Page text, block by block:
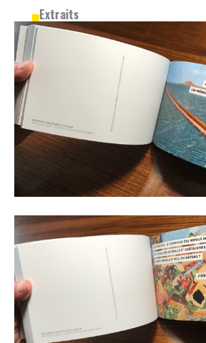
Extraits